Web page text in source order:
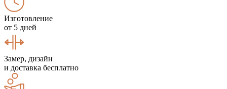
Изготовление
от 5 дней
Замер, дизайн
и доставка бесплатно